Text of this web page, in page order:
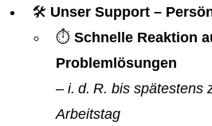
🛠️ Unser Support –
⏱️ Schnelle Reaktion
Problemlösungen
– i. d. R. bis spätestens
Arbeitstag